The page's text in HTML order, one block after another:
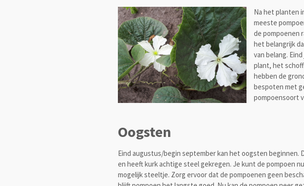
Na het planten
meeste
de pompoenen
het belangrijk
van belang.
plant, het
hebben de
bespoten met
pompoensoort
Oogsten
Eind augustus/begin september kan het oogsten beginnen.
en heeft kurk achtige steel gekregen. Je kunt de pompoen
mogelijk steeltje. Zorg ervoor dat de pompoenen geen